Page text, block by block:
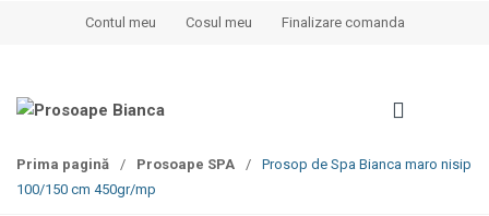
Contul meu Cosul meu Finalizare comanda
Prima pagină / Prosoape SPA /
Prosop de Spa Bianca maro nisip
100/150 cm 450gr/mp